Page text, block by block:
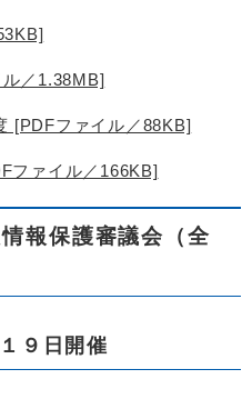
／1.38MB]
[PDFファイル／88KB]
ァイル／166KB]
報保護審議会（全
９日開催